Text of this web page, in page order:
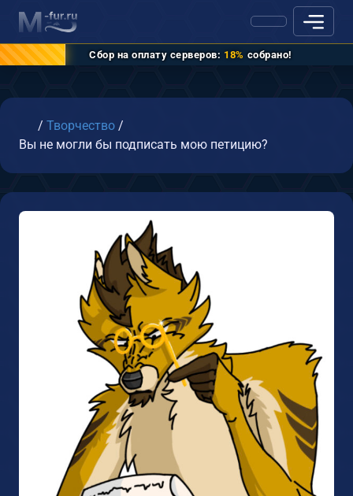
Сбор на оплату серверов: 18% собрано!
Главная
/ Творчество /
Вы не могли бы подписать мою петицию?